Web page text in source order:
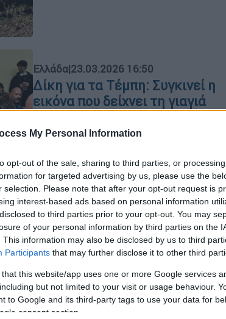
My Personal Information
opt-out of the sale, sharing to third parties, or
for targeted advertising by us, please use the
selection. Please note that after your opt-out request is
interest-based ads based on personal information
to third parties prior to your opt-out. You may
of your personal information by third parties on the
This information may also be disclosed by us to third
Participants that may further disclose it to other third
that this website/app uses one or more Google services
but not limited to your visit or usage behaviour.
to Google and its third-party tags to use your data for
consent section.
Ελλάδα|23.03.2026 16:50
Δίκη για τα Τέμπη: Συγκινεί η
εικόνα που δείχνει τη γιαγιά
με τις εγγονές της
φορτισμένη συναισθηματικά κατά
άφιξή της στη δίκη
Ελλάδα |24.09.2025 15:38
Σοκαριστικές καταγγελίες για
62χρονη: Στερούσε τροφή από
μητέρα της, είχε κλειδώσει το
ψυγείο